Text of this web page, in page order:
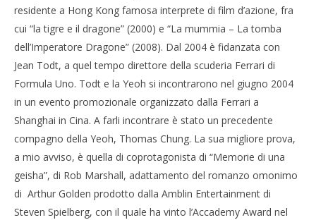
residente a Hong Kong famosa interprete di film d’azione, fra
cui “la tigre e il dragone” (2000) e “La mummia – La tomba
dell’Imperatore Dragone” (2008). Dal 2004 è fidanzata con
Jean Todt, a quel tempo direttore della scuderia Ferrari di
Formula Uno. Todt e la Yeoh si incontrarono nel giugno 2004
in un evento promozionale organizzato dalla Ferrari a
Shanghai in Cina. A farli incontrare è stato un precedente
compagno della Yeoh, Thomas Chung. La sua migliore prova,
a mio avviso, è quella di coprotagonista di “Memorie di una
geisha”, di Rob Marshall, adattamento del romanzo omonimo
di Arthur Golden prodotto dalla Amblin Entertainment di
Steven Spielberg, con il quale ha vinto l’Accademy Award nel